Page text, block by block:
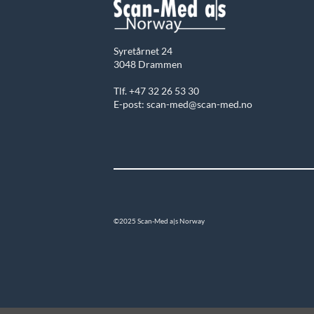
Syretårnet 24
3048 Drammen
Tlf. +47 32 26 53 30
E-post: scan-med@scan-med.no
©2025 Scan-Med a|s Norway